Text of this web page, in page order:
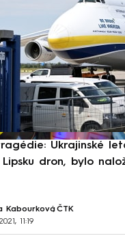
Ukrajinské
dron, bylo
Kabourková, ČTK
11:19